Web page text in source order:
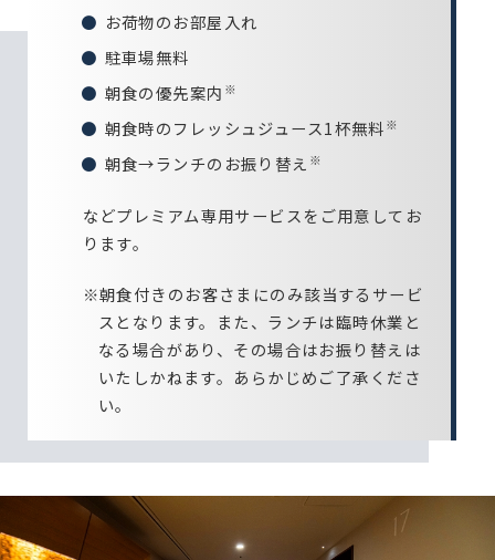
お荷物のお部屋入れ
駐車場無料
朝食の優先案内 ※
朝食時のフレッシュジュース1杯無料 ※
朝食→ランチのお振り替え ※
などプレミアム専用サービスをご用意してお
ります。
※朝食付きのお客さまにのみ該当するサービ
スとなります。また、ランチは臨時休業と
なる場合があり、その場合はお振り替えは
いたしかねます。あらかじめご了承くださ
い。